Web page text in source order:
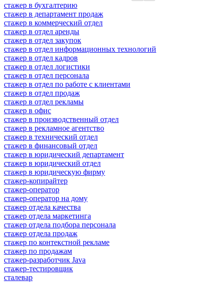
стажер в бухгалтерию
стажер в департамент продаж
стажер в коммерческий отдел
стажер в отдел аренды
стажер в отдел закупок
стажер в отдел информационных технологий
стажер в отдел кадров
стажер в отдел логистики
стажер в отдел персонала
стажер в отдел по работе с клиентами
стажер в отдел продаж
стажер в отдел рекламы
стажер в офис
стажер в производственный отдел
стажер в рекламное агентство
стажер в технический отдел
стажер в финансовый отдел
стажер в юридический департамент
стажер в юридический отдел
стажер в юридическую фирму
стажер-копирайтер
стажер-оператор
стажер-оператор на дому
стажер отдела качества
стажер отдела маркетинга
стажер отдела подбора персонала
стажер отдела продаж
стажер по контекстной рекламе
стажер по продажам
стажер-разработчик Java
стажер-тестировщик
сталевар